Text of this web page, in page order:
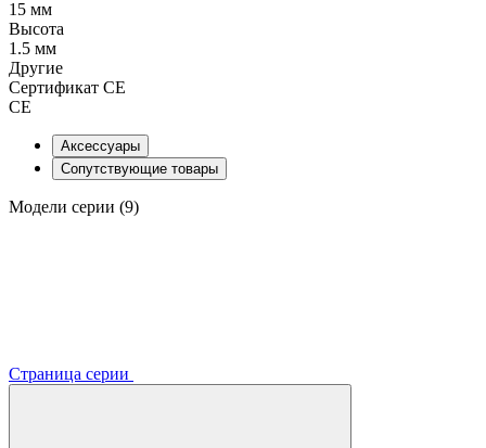
15 мм
Высота
1.5 мм
Другие
Сертификат CE
CE
Аксессуары
Сопутствующие товары
Модели серии (9)
Страница серии